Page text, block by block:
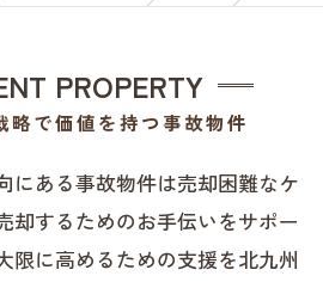
略で価値を持つ事故物件
PROPERTY
にある事故物件は売却困難なケ
却するためのお手伝いをサポー
限に高めるための支援を北九州